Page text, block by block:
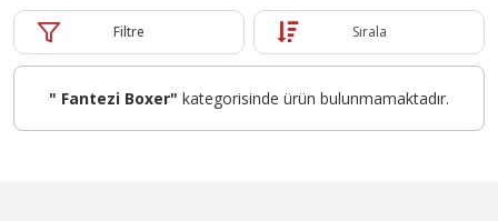
Filtre Sırala
" Fantezi Boxer" kategorisinde ürün bulunmamaktadır.